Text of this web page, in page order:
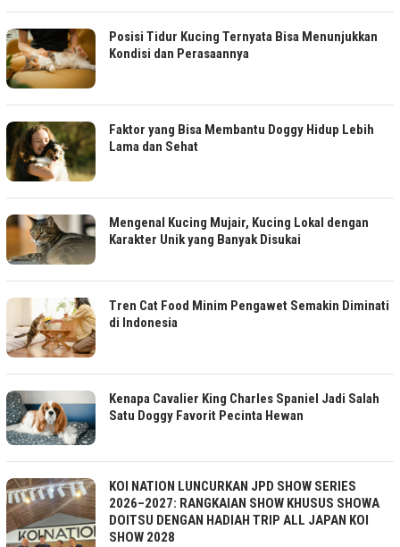
Posisi Tidur Kucing Ternyata Bisa Menunjukkan
Kondisi dan Perasaannya
Faktor yang Bisa Membantu Doggy Hidup Lebih
Lama dan Sehat
Mengenal Kucing Mujair, Kucing Lokal dengan
Karakter Unik yang Banyak Disukai
Tren Cat Food Minim Pengawet Semakin Diminati
di Indonesia
Kenapa Cavalier King Charles Spaniel Jadi Salah
Satu Doggy Favorit Pecinta Hewan
KOI NATION LUNCURKAN JPD SHOW SERIES
2026–2027: RANGKAIAN SHOW KHUSUS SHOWA
DOITSU DENGAN HADIAH TRIP ALL JAPAN KOI
SHOW 2028